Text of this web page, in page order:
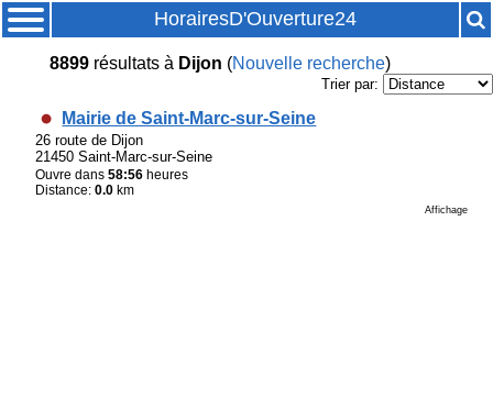
HorairesD'Ouverture24
8899résultatsà Dijon (Nouvelle recherche)
Trier par:
Mairie de Saint-Marc-sur-Seine
26 route de Dijon
21450 Saint-Marc-sur-Seine
Ouvre dans58:56 heures
Distance:0.0 km
Affichage